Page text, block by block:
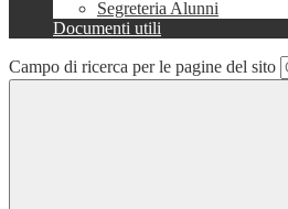
Segreteria Alunni
Documenti utili
Campo di ricerca per le pagine del sito